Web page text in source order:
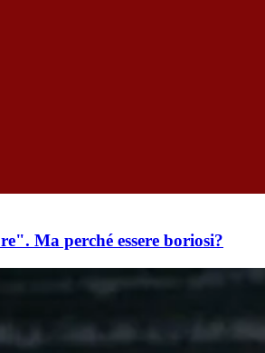
Ma perché essere boriosi?